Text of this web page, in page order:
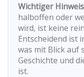
Wichtiger
halboffen oder
wird, ist keine
Entscheidend ist
was mit Blick auf
Geschichte und
ist.